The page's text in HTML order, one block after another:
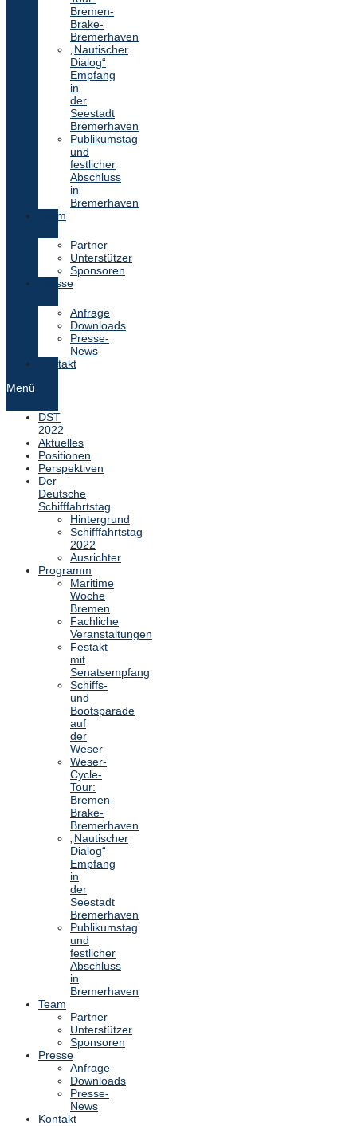
Bremen-
Brake-
Bremerhaven
„Nautischer
Dialog“
Empfang
in
der
Seestadt
Bremerhaven
Publikumstag
und
festlicher
Abschluss
in
Bremerhaven
Team
Partner
Unterstützer
Sponsoren
Presse
Anfrage
Downloads
Presse-
News
Kontakt
Menü
DST
2022
Aktuelles
Positionen
Perspektiven
Der
Deutsche
Schifffahrtstag
Hintergrund
Schifffahrtstag
2022
Ausrichter
Programm
Maritime
Woche
Bremen
Fachliche
Veranstaltungen
Festakt
mit
Senatsempfang
Schiffs-
und
Bootsparade
auf
der
Weser
Weser-
Cycle-
Tour:
Bremen-
Brake-
Bremerhaven
„Nautischer
Dialog“
Empfang
in
der
Seestadt
Bremerhaven
Publikumstag
und
festlicher
Abschluss
in
Bremerhaven
Team
Partner
Unterstützer
Sponsoren
Presse
Anfrage
Downloads
Presse-
News
Kontakt